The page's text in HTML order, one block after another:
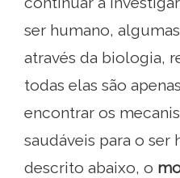
ser humano,
através da biologia,
todas elas são
encontrar os
saudáveis ​​para o ser
descrito abaixo, o